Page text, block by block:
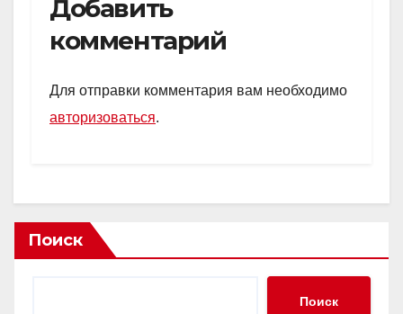
Добавить
комментарий
Для отправки комментария вам необходимо
авторизоваться.
Поиск
Поиск